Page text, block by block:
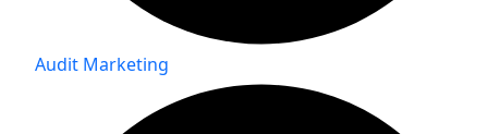
Audit Marketing